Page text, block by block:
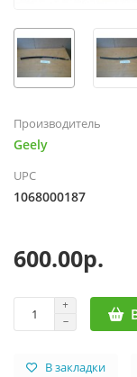
Производитель
Geely
UPC
1068000187
600.00р.
В закладки